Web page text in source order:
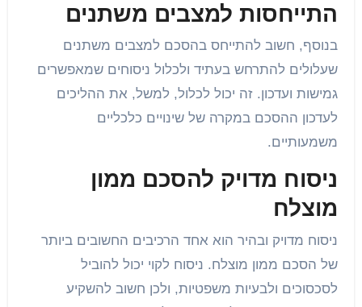
התייחסות למצבים משתנים
בנוסף, חשוב להתייחס בהסכם למצבים משתנים
שעלולים להתרחש בעתיד ולכלול ניסוחים שמאפשרים
גמישות ועדכון. זה יכול לכלול, למשל, את ההליכים
לעדכון ההסכם במקרה של שינויים כלכליים
משמעותיים.
ניסוח מדויק להסכם ממון
מוצלח
ניסוח מדויק ובהיר הוא אחד הרכיבים החשובים ביותר
של הסכם ממון מוצלח. ניסוח לקוי יכול להוביל
לסכסוכים ולבעיות משפטיות, ולכן חשוב להשקיע